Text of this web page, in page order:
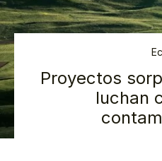
Proyectos
luchan